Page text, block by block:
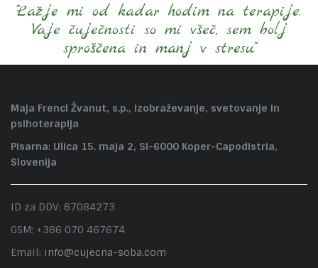
"Lažje mi od kadar hodim na terapije.
Vaje čuječnosti so mi všeč, sem bolj
sproščena in manj v stresu."
Maja Frencl Žvanut, s.p., izobraževanje, svetovanje in
psihoterapija
Pisarna: Ulica 15. maja 2, SI-6000 Koper-Capodistria,
Slovenija
ID za DDV: 67084273
GSM: +386 070 467674
Email: info@cujecna-soba.com